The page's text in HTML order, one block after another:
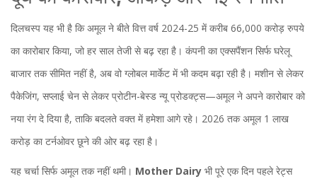
दिलचस्प यह भी है कि अमूल ने बीते वित्त वर्ष 2024-25 में करीब 66,000 करोड़ रुपये
का कारोबार किया, जो हर साल तेजी से बढ़ रहा है। कंपनी का एक्सपैंशन सिर्फ घरेलू
बाजार तक सीमित नहीं है, अब वो ग्लोबल मार्केट में भी कदम बढ़ा रही है। मशीन से लेकर
पैकेजिंग, सप्लाई चेन से लेकर प्रोटीन-बेस्ड न्यू प्रोडक्ट्स—अमूल ने अपने कारोबार को
नया रंग दे दिया है, ताकि बदलते वक्त में हमेशा आगे रहे। 2026 तक अमूल 1 लाख
करोड़ का टर्नओवर छूने की ओर बढ़ रहा है।
यह चर्चा सिर्फ अमूल तक नहीं थमी। Mother Dairy भी पूरे एक दिन पहले रेट्स